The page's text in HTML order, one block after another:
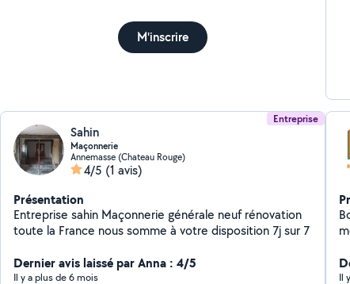
M'inscrire
Entreprise
Sahin
Maçonnerie
Annemasse (Chateau Rouge)
4/5 (1 avis)
Présentation
Entreprise sahin Maçonnerie générale neuf rénovation
toute la France nous somme à votre disposition 7j sur 7
Dernier avis laissé par Anna : 4/5
Il y a plus de 6 mois
Il